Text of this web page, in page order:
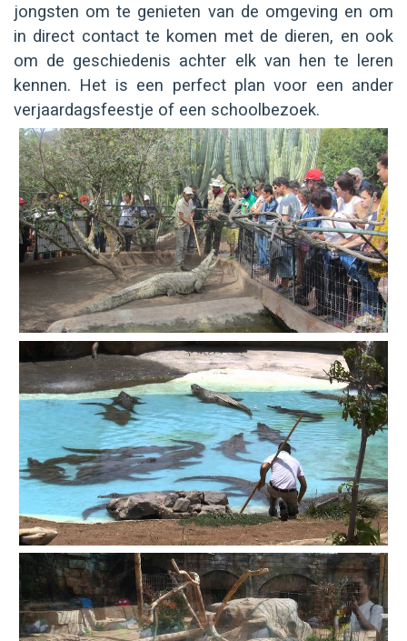
jongsten om te genieten van de omgeving en om
in direct contact te komen met de dieren, en ook
om de geschiedenis achter elk van hen te leren
kennen. Het is een perfect plan voor een ander
verjaardagsfeestje of een schoolbezoek.